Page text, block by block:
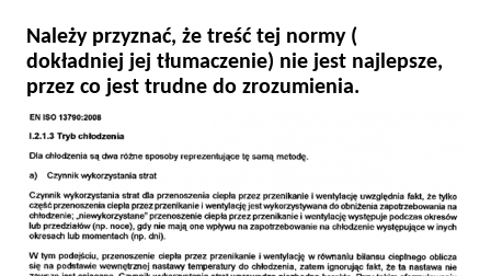
Należy przyznać, że treść tej normy (
dokładniej jej tłumaczenie) nie jest najlepsze,
przez co jest trudne do zrozumienia.